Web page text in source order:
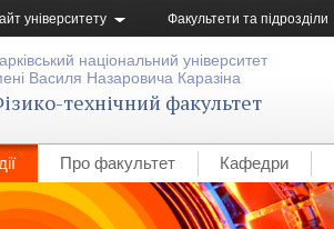
університету Факультети та підрозділи
національний університет
Василя Назаровича Каразіна
технічний факультет
Про факультет Кафедри